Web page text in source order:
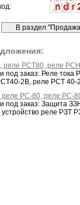
реле РСТ80, реле
под заказ: Реле
2В, реле РСТ 40-
реле РС-80, реле
под заказ: Защита
реле РЗТ